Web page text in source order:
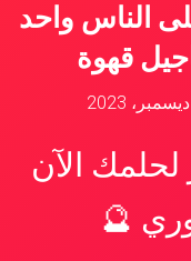
ا
الناس واحد
قهوة
الآن
🔮